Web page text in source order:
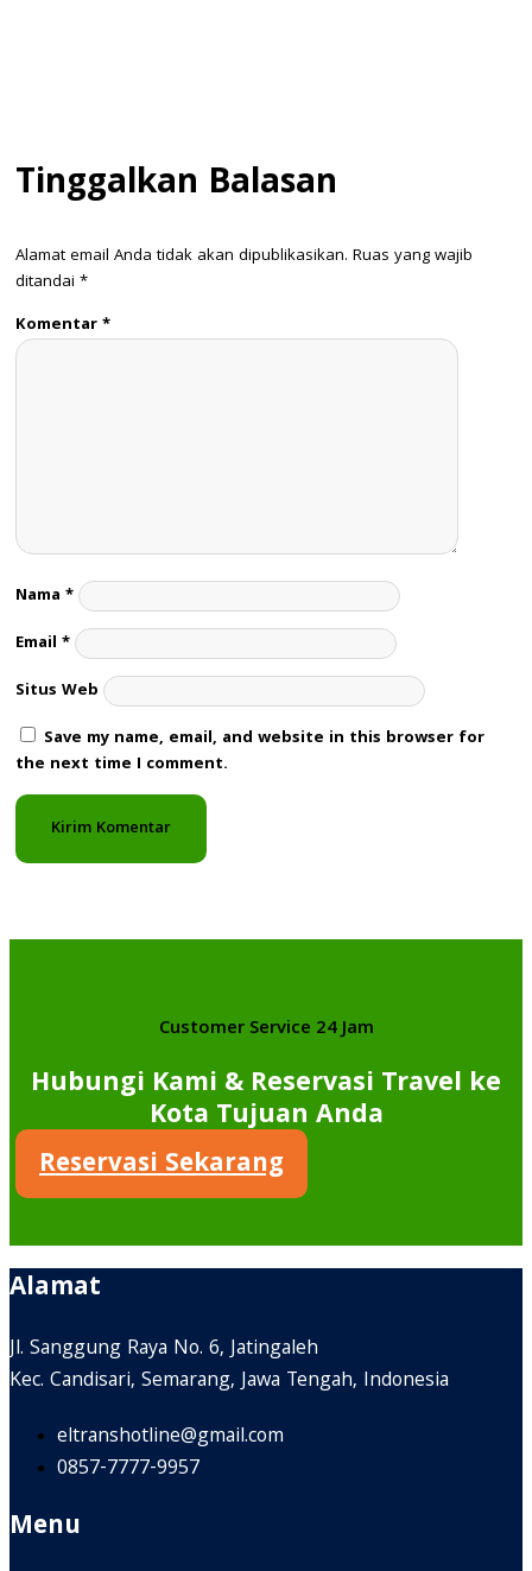
Tinggalkan Balasan
Alamat email Anda tidak akan dipublikasikan. Ruas yang wajib
ditandai *
Komentar*
Nama *
Email *
Situs Web
Save my name, email, and website in this browser for
the next time I comment.
Customer Service 24 Jam
Hubungi Kami & Reservasi Travel ke
Kota Tujuan Anda
Reservasi Sekarang
Alamat
Jl. Sanggung Raya No. 6, Jatingaleh
Kec. Candisari, Semarang, Jawa Tengah, Indonesia
eltranshotline@gmail.com
0857-7777-9957
Menu